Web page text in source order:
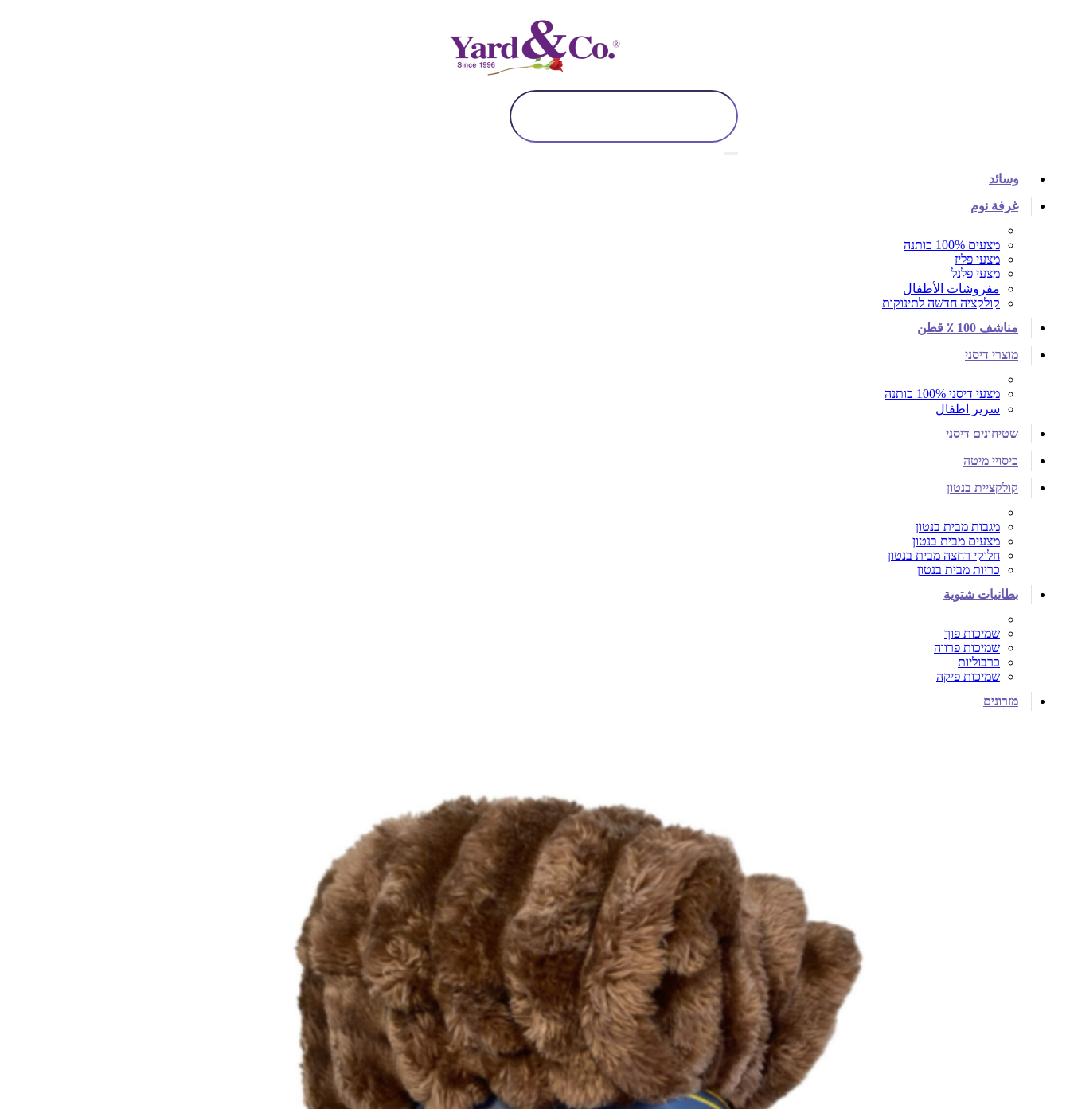
وسائد
غرفة نوم
מצעים 100% כותנה
מצעי פליז
מצעי פלנל
مفروشات الأطفال
קולקציה חדשה לתינוקות
مناشف 100 ٪ قطن
מוצרי דיסני
מצעי דיסני 100% כותנה
سرير اطفال
שטיחונים דיסני
כיסויי מיטה
קולקציית בנטון
מגבות מבית בנטון
מצעים מבית בנטון
חלוקי רחצה מבית בנטון
כריות מבית בנטון
بطانيات شتوية
שמיכות פוך
שמיכות פרווה
כרבוליות
שמיכות פיקה
מזרונים